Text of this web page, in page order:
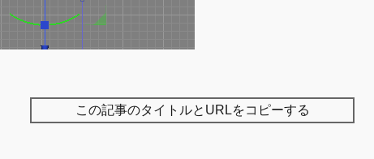
この記事のタイトルとURLをコピーする